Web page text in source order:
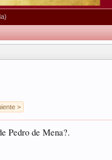
>
Pedro de Mena?.